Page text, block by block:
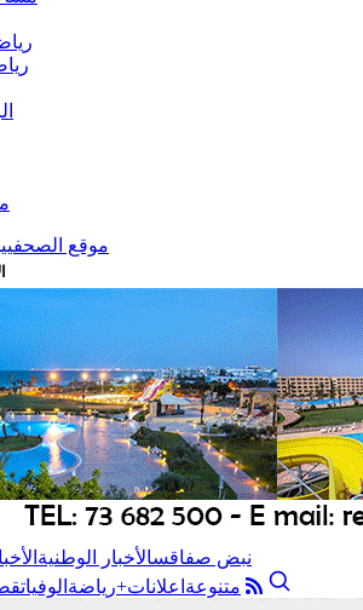
موقع
نبض صفاقسالأخبار الوطنية
متنوعة اعلانات+رياضة الوفيات